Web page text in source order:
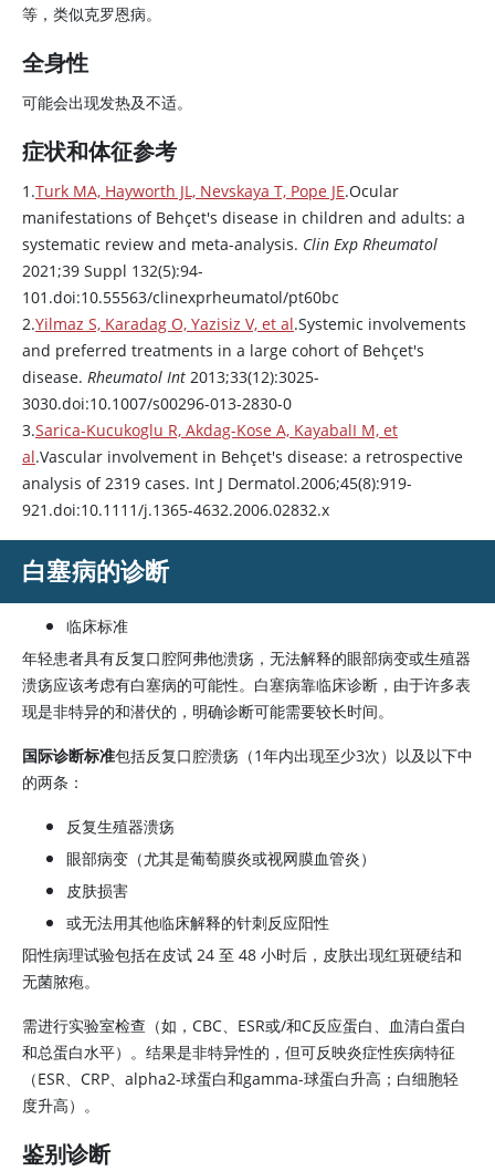
等，类似克罗恩病。
全身性
可能会出现发热及不适。
症状和体征参考
1.Turk MA, Hayworth JL, Nevskaya T, Pope JE.Ocular
manifestations of Behçet's disease in children and adults: a
systematic review and meta-analysis. Clin Exp Rheumatol
2021;39 Suppl 132(5):94-
101.doi:10.55563/clinexprheumatol/pt60bc
2.Yilmaz S, Karadag O, Yazisiz V, et al.Systemic involvements
and preferred treatments in a large cohort of Behçet's
disease. Rheumatol Int 2013;33(12):3025-
3030.doi:10.1007/s00296-013-2830-0
3.Sarica-Kucukoglu R, Akdag-Kose A, KayabalI M, et
al.Vascular involvement in Behçet's disease: a retrospective
analysis of 2319 cases. Int J Dermatol.2006;45(8):919-
921.doi:10.1111/j.1365-4632.2006.02832.x
白塞病的诊断
临床标准
年轻患者具有反复口腔阿弗他溃疡，无法解释的眼部病变或生殖器
溃疡应该考虑有白塞病的可能性。白塞病靠临床诊断，由于许多表
现是非特异的和潜伏的，明确诊断可能需要较长时间。
国际诊断标准包括反复口腔溃疡（1年内出现至少3次）以及以下中
的两条：
反复生殖器溃疡
眼部病变（尤其是葡萄膜炎或视网膜血管炎）
皮肤损害
或无法用其他临床解释的针刺反应阳性
阳性病理试验包括在皮试 24 至 48 小时后，皮肤出现红斑硬结和
无菌脓疱。
需进行实验室检查（如，CBC、ESR或/和C反应蛋白、血清白蛋白
和总蛋白水平）。结果是非特异性的，但可反映炎症性疾病特征
（ESR、CRP、alpha2-球蛋白和gamma-球蛋白升高；白细胞轻
度升高）。
鉴别诊断